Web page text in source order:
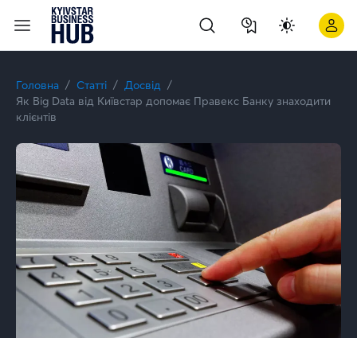
Головна Статті
Досвід
Як Big Data від Київстар допомає Правекс Банку знаходити
клієнтів
Міфи та факти про B2B-сервіс: інтерв’ю з Іриною